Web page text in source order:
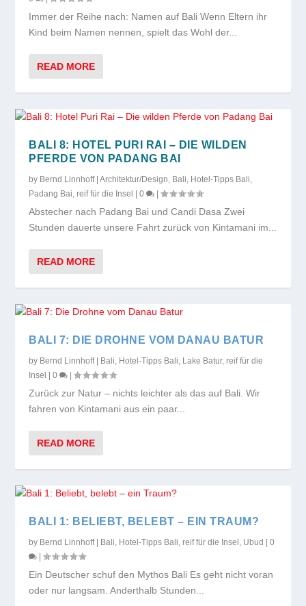
Immer der Reihe nach: Namen auf Bali Wenn Eltern ihr
Kind beim Namen nennen, spielt das Wohl der...
READ MORE
BALI 8: HOTEL PURI RAI – DIE WILDEN
PFERDE VON PADANG BAI
by Bernd Linnhoff|Architektur/Design, Bali, Hotel-Tipps Bali,
Padang Bai,reif für die Insel |0 |
Abstecher nach Padang Bai und Candi Dasa Zwei
Stunden dauerte unsere Fahrt zurück von Kintamani im...
READ MORE
BALI 7: DIE DROHNE VOM DANAU BATUR
by Bernd Linnhoff| Bali, Hotel-Tipps Bali, Lake Batur,reif für die
Insel
|0 |
Zurück zur Natur – nichts leichter als das auf Bali. Wir
fahren von Kintamani aus ein paar...
READ MORE
BALI 1: BELIEBT, BELEBT – EIN TRAUM?
by Bernd Linnhoff| Bali, Hotel-Tipps Bali,reif für die Insel , Ubud |0
|
Ein Deutscher schuf den Mythos Bali Es geht nicht voran
oder nur langsam. Anderthalb Stunden...